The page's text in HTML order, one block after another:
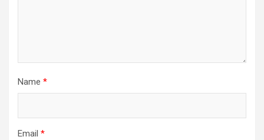
Name *
Email *